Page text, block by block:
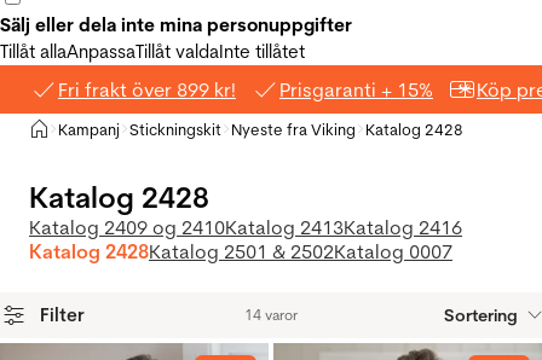
Sälj eller dela inte mina personuppgifter
Tillåt allaAnpassaTillåt valdaInte tillåtet
Fri frakt över 899 kr! Prisgaranti + 15% Köp
Hem
>Kampanj >Stickningskit >Nyeste fra Viking >Katalog 2428
Katalog 2428
Katalog 2409 og 2410Katalog 2413Katalog 2416
Katalog 2428Katalog 2501 & 2502Katalog 0007
Filter 14 varor Sortering